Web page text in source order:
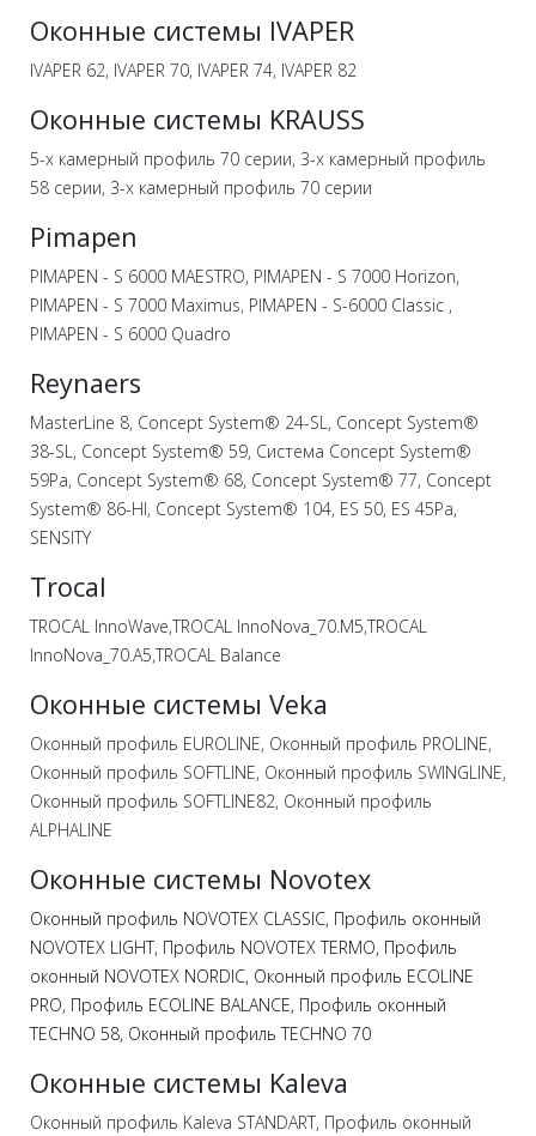
Оконные системы IVAPER
IVAPER 62, IVAPER 70, IVAPER 74, IVAPER 82
Оконные системы KRAUSS
5-x камерный профиль 70 серии, 3-x камерный профиль
58 серии, 3-х камерный профиль 70 серии
Pimapen
PIMAPEN - S 6000 MAESTRO, PIMAPEN - S 7000 Horizon,
PIMAPEN - S 7000 Maximus, PIMAPEN - S-6000 Classic ,
PIMAPEN - S 6000 Quadro
Reynaers
MasterLine 8, Concept System® 24-SL, Concept System®
38-SL, Concept System® 59, Система Concept System®
59Pa, Concept System® 68, Concept System® 77, Concept
System® 86-HI, Concept System® 104, ES 50, ES 45Pa,
SENSITY
Trocal
TROCAL InnoWave,TROCAL InnoNova_70.M5,TROCAL
InnoNova_70.A5,TROCAL Balance
Оконные системы Veka
Оконный профиль EUROLINE, Оконный профиль PROLINE,
Оконный профиль SOFTLINE, Оконный профиль SWINGLINE,
Оконный профиль SOFTLINE82, Оконный профиль
ALPHALINE
Оконные системы Novotex
Оконный профиль NOVOTEX CLASSIC, Профиль оконный
NOVOTEX LIGHT, Профиль NOVOTEX TERMO, Профиль
оконный NOVOTEX NORDIC, Оконный профиль ECOLINE
PRO, Профиль ECOLINE BALANCE, Профиль оконный
TECHNO 58, Оконный профиль TECHNO 70
Оконные системы Kaleva
Оконный профиль Kaleva STANDART, Профиль оконный